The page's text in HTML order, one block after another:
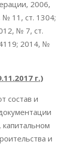
2006,
11, ст. 1304;
№ 7, ст.
2014, №
г.)
состав и
капитальном
и